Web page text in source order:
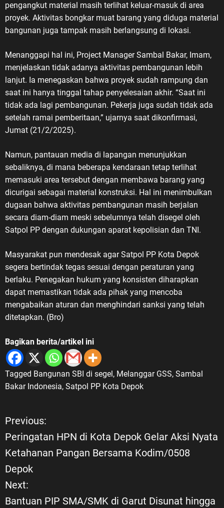
pengangkut material masih terlihat keluar-masuk di area
proyek. Aktivitas bongkar muat barang yang diduga material
bangunan juga tampak masih berlangsung di lokasi.
Menanggapi hal ini, Project Manager Sambal Bakar, Imam,
menjelaskan tidak adanya aktivitas pembangunan lebih
lanjut. Ia menegaskan bahwa proyek sudah rampung dan
saat ini hanya tinggal tahap penyelesaian akhir. “Saat ini
tidak ada lagi pembangunan. Pekerja juga sudah tidak ada
setelah ramai pemberitaan,” ujarnya saat dikonfirmasi,
Jumat (21/2/2025).
Namun, pantauan media di lapangan menunjukkan
sebaliknya, di mana beberapa kendaraan tetap terlihat
memasuki area tersebut dengan membawa barang yang
dicurigai sebagai material konstruksi. Hal ini menimbulkan
dugaan bahwa aktivitas pembangunan masih berjalan
secara diam-diam meski sebelumnya telah disegel oleh
Satpol PP dengan dukungan aparat kepolisian dan TNI.
Masyarakat pun mendesak agar Satpol PP Kota Depok
segera bertindak tegas sesuai dengan peraturan yang
berlaku. Penegakan hukum yang konsisten diharapkan
dapat memastikan tidak ada pihak yang mencoba
mengabaikan aturan dan menghindari sanksi yang telah
ditetapkan. (Bro)
Bagikan berita/artikel ini
Tagged Bangunan SBI di segel, Melanggar GSS, Sambal
Bakar Indonesia, Satpol PP Kota Depok
N
a
v
i
Previous:
Peringatan HPN di Kota Depok Gelar Aksi Nyata
Ketahanan Pangan Bersama Kodim/0508
Depok
Next:
Bantuan PIP SMA/SMK di Garut Disunat hingga